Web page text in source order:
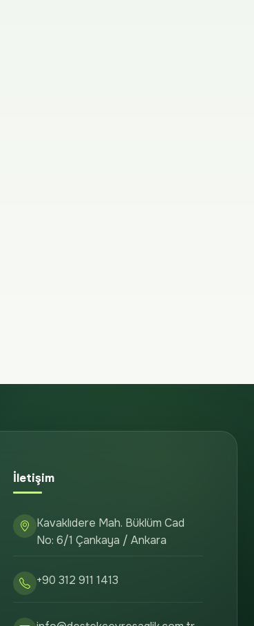
İletişim
Kavaklıdere Mah. Büklüm Cad
No: 6/1 Çankaya / Ankara
+90 312 911 1413